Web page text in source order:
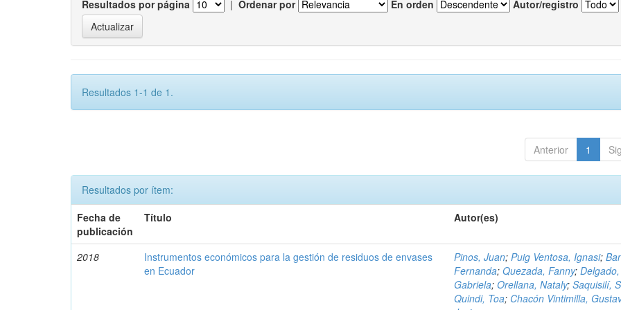
Resultados por página | Ordenar por En orden Autor/registro
Resultados 1-1 de 1.
Anterior 1
Resultados por ítem:
Fecha de
publicación
Título Autor(es)
2018
Instrumentos económicos para la gestión de residuos de envases
en Ecuador
Pinos, Juan;Puig Ventosa, Ignasi;
Fernanda;Quezada, Fanny;Delgado,
Gabriela;Orellana, Nataly;Saquisilí,
Quindi, Toa; Chacón Vintimilla,